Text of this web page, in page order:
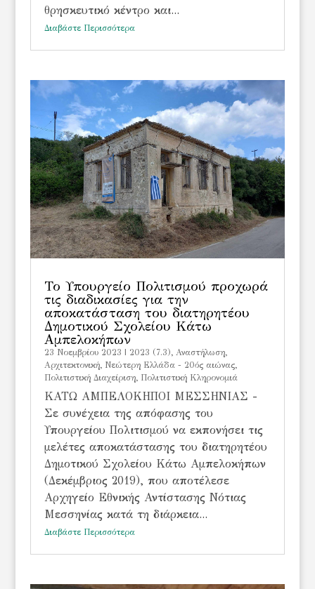
θρησκευτικό κέντρο και...
Διαβάστε Περισσότερα
Το Υπουργείο Πολιτισμού προχωρά
τις διαδικασίες για την
αποκατάσταση του διατηρητέου
Δημοτικού Σχολείου Κάτω
Αμπελοκήπων
23 Νοεμβρίου 2023 2023 (7.3), Αναστήλωση,
Αρχιτεκτονική, Νεώτερη Ελλάδα - 20ός αιώνας,
Πολιτιστική Διαχείριση, Πολιτιστική Κληρονομιά
ΚΑΤΩ ΑΜΠΕΛΟΚΗΠΟΙ ΜΕΣΣΗΝΙΑΣ -
Σε συνέχεια της απόφασης του
Υπουργείου Πολιτισμού να εκπονήσει τις
μελέτες αποκατάστασης του διατηρητέου
Δημοτικού Σχολείου Κάτω Αμπελοκήπων
(Δεκέμβριος 2019), που αποτέλεσε
Αρχηγείο Εθνικής Αντίστασης Νότιας
Μεσσηνίας κατά τη διάρκεια...
Διαβάστε Περισσότερα